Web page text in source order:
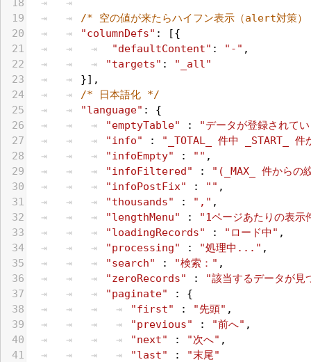
19
20
21
22
23
24
25
26
27
28
29
30
31
32
33
34
35
36
37
38
39
40
41
/* 空の値が来たらハイフン表示（alert対策
"columnDefs" : [{
"defaultContent" : "-" ,
"targets" :
"_all"
}],
/* 日本語化 */
"language" : {
"emptyTable" :
"データが登録されて
"info" :
"_TOTAL_ 件中 _START_ 件
"infoEmpty" : "" ,
"infoFiltered" :
"(_MAX_ 件からの
"infoPostFix" : "" ,
"thousands" : "," ,
"lengthMenu" :
"1ページあたりの表示
"loadingRecords" : "ロード中" ,
"processing" : "処理中..." ,
"search" : "検索：" ,
"zeroRecords" :
"該当するデータが見
"paginate" : {
"first" : "先頭" ,
"previous" : "前へ" ,
"next" : "次へ" ,
"last" :
"末尾"